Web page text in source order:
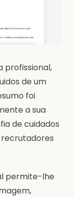
profissional,
de um
foi
a sua
de cuidados
permite-lhe